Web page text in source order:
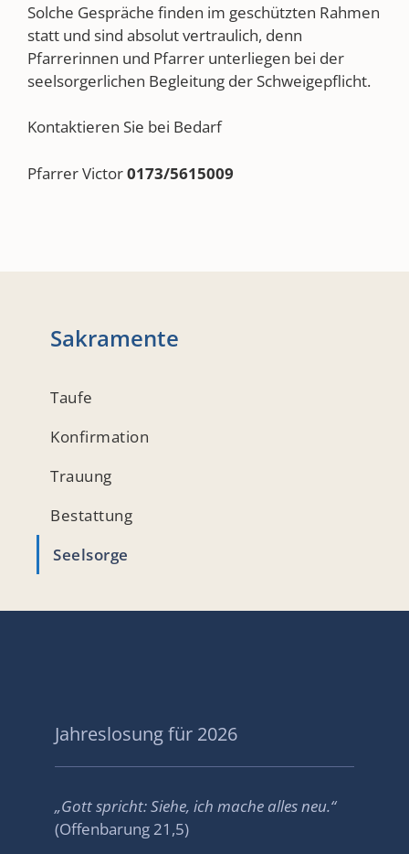
Solche Gespräche finden im geschützten Rahmen
statt und sind absolut vertraulich, denn
Pfarrerinnen und Pfarrer unterliegen bei der
seelsorgerlichen Begleitung der Schweigepflicht.
Kontaktieren Sie bei Bedarf
Pfarrer Victor0173/5615009
Sakramente
Taufe
Konfirmation
Trauung
Bestattung
Seelsorge
Jahreslosung für 2026
„Gott spricht: Siehe, ich mache alles neu.“
(Offenbarung 21,5)